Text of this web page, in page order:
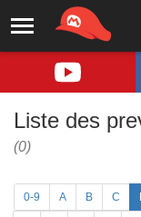
Liste des
(0)
0-9 A B C